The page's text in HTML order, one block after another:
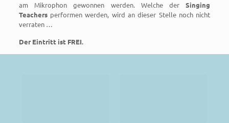
am Mikrophon gewonnen werden. Welche derSinging
Teachersperformen werden, wird an dieser Stelle noch nicht
verraten …
Der Eintritt ist FREI.